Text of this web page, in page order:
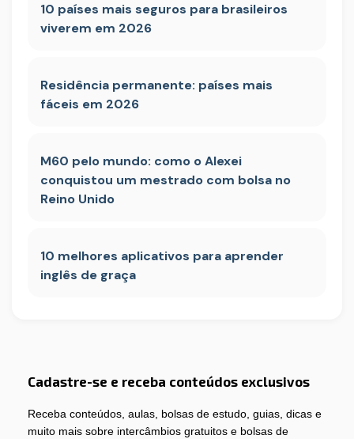
10 países mais seguros para brasileiros
viverem em 2026
Residência permanente: países mais
fáceis em 2026
M60 pelo mundo: como o Alexei
conquistou um mestrado com bolsa no
Reino Unido
10 melhores aplicativos para aprender
inglês de graça
Cadastre-se e receba conteúdos exclusivos
Receba conteúdos, aulas, bolsas de estudo, guias, dicas e
muito mais sobre intercâmbios gratuitos e bolsas de